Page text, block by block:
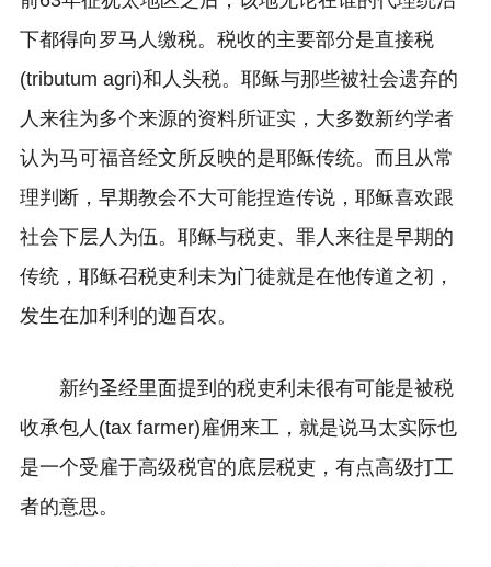
下都得向罗马人缴税。税收的主要部分是直接税
(tributum agri)和人头税。耶稣与那些被社会遗弃的
人来往为多个来源的资料所证实，大多数新约学者
认为马可福音经文所反映的是耶稣传统。而且从常
理判断，早期教会不大可能捏造传说，耶稣喜欢跟
社会下层人为伍。耶稣与税吏、罪人来往是早期的
传统，耶稣召税吏利未为门徒就是在他传道之初，
发生在加利利的迦百农。
新约圣经里面提到的税吏利未很有可能是被税
收承包人(tax farmer)雇佣来工，就是说马太实际也
是一个受雇于高级税官的底层税吏，有点高级打工
者的意思。